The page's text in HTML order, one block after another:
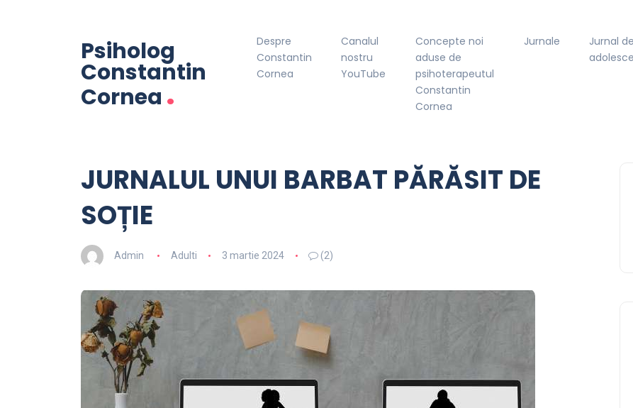
Psiholog
Constantin
Cornea.
Despre
Constantin
Cornea
Canalul
nostru
YouTube
Concepte noi
aduse de
psihoterapeutul
Constantin
Cornea
Jurnale
Jurnal de
JURNALUL UNUI BARBAT PĂRĂSIT DE
SOȚIE
Admin Adulti 3 martie 2024 (2)